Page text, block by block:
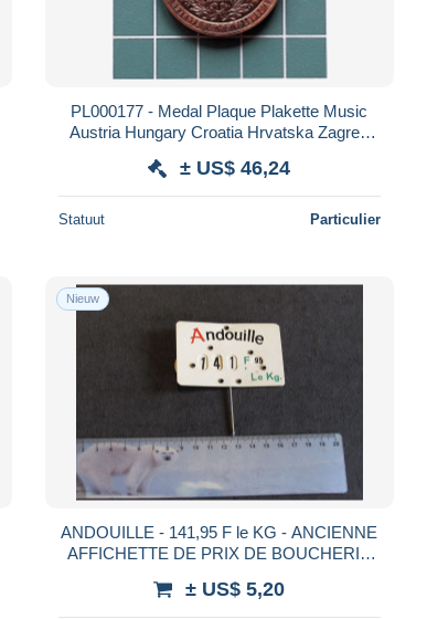
PL000177 - Medal Plaque Plakette Music
Austria Hungary Croatia Hrvatska Zagreb
± US$ 46,24
Statuut Particulier
Nieuw
ANDOUILLE - 141,95 F le KG - ANCIENNE
AFFICHETTE DE PRIX DE BOUCHERIE
± US$ 5,20